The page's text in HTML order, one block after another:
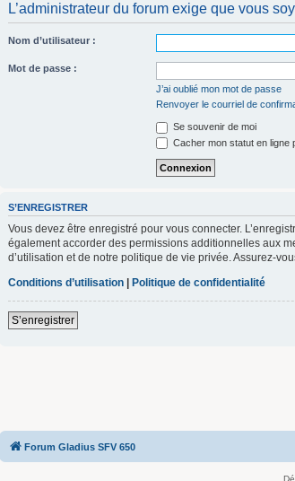
L’administrateur du forum exige que vous
Nom d’utilisateur :
Mot de passe :
J’ai oublié mon mot de passe
Renvoyer le courriel de
Se souvenir de moi
Cacher mon statut en ligne
S’ENREGISTRER
Vous devez être enregistré pour vous connecter.
également accorder des permissions additionnelles aux
d’utilisation et de notre politique de vie privée. Assurez-
Conditions d’utilisation | Politique de confidentialité
S’enregistrer
Forum Gladius SFV 650